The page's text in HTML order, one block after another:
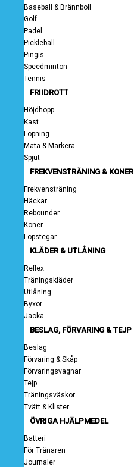
Baseball & Brännboll
Golf
Padel
Pickleball
Pingis
Speedminton
Tennis
FRIIDROTT
Höjdhopp
Kast
Löpning
Mäta & Markera
Spjut
FREKVENSTRÄNING & KONER
Frekvensträning
Häckar
Rebounder
Koner
Löpstegar
KLÄDER & UTLÅNING
Reflex
Träningskläder
Utlåning
Byxor
Jacka
BESLAG, FÖRVARING & TEJP
Beslag
Förvaring & Skåp
Förvaringsvagnar
Tejp
Träningsväskor
Tvätt & Klister
ÖVRIGA HJÄLPMEDEL
Batteri
För Tränaren
Journaler